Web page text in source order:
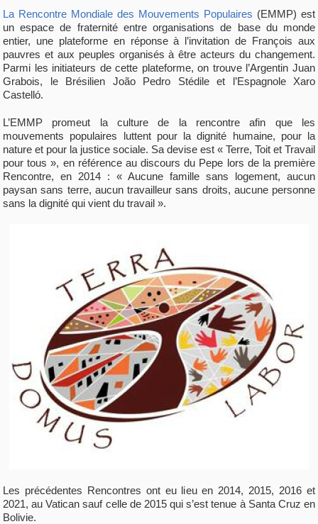
La Rencontre Mondiale des Mouvements Populaires (EMMP) est
un espace de fraternité entre organisations de base du monde
entier, une plateforme en réponse à l’invitation de François aux
pauvres et aux peuples organisés à être acteurs du changement.
Parmi les initiateurs de cette plateforme, on trouve l’Argentin Juan
Grabois, le Brésilien João Pedro Stédile et l’Espagnole Xaro
Castelló.
L’EMMP promeut la culture de la rencontre afin que les
mouvements populaires luttent pour la dignité humaine, pour la
nature et pour la justice sociale. Sa devise est « Terre, Toit et Travail
pour tous », en référence au discours du Pepe lors de la première
Rencontre, en 2014 : « Aucune famille sans logement, aucun
paysan sans terre, aucun travailleur sans droits, aucune personne
sans la dignité qui vient du travail ».
Les précédentes Rencontres ont eu lieu en 2014, 2015, 2016 et
2021, au Vatican sauf celle de 2015 qui s’est tenue à Santa Cruz en
Bolivie.